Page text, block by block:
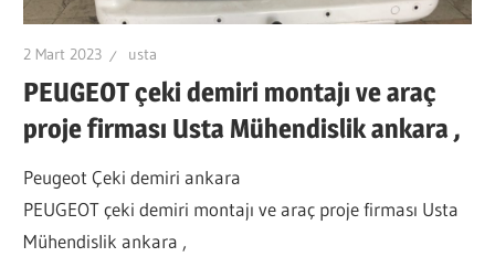
FİRMASI
ANKARA
OSTİMDE
2 Mart 2023 usta
PEUGEOT çeki demiri montajı ve araç
proje firması Usta Mühendislik ankara ,
Peugeot Çeki demiri ankara
PEUGEOT çeki demiri montajı ve araç proje firması Usta
Mühendislik ankara ,